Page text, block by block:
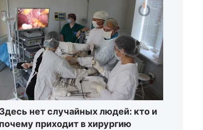
Здесь нет случайных людей: кто и
почему приходит в хирургию